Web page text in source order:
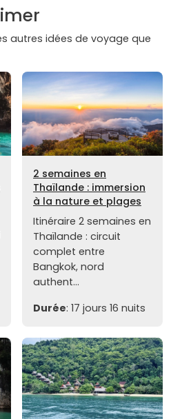
autres idées de voyage que
2 semaines en
Thaïlande : immersion
à la nature et plages
Itinéraire 2 semaines en
Thaïlande : circuit
complet entre
Bangkok, nord
authent...
Durée: 17 jours 16 nuits